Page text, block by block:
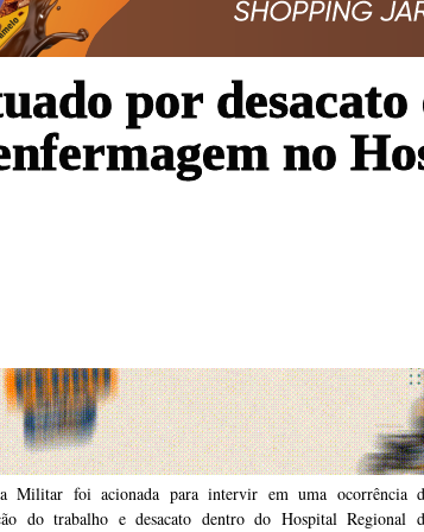
por
no
Militar foi acionada para intervir em uma ocorrência
do trabalho e desacato dentro do Hospital Regional